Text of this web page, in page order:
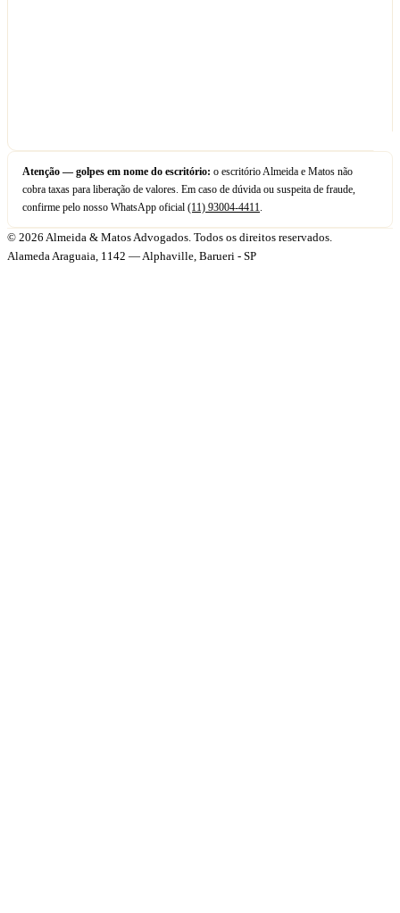
Atenção — golpes em nome do escritório: o escritório Almeida e Matos não
cobra taxas para liberação de valores. Em caso de dúvida ou suspeita de fraude,
confirme pelo nosso WhatsApp oficial (11) 93004-4411.
© 2026 Almeida & Matos Advogados. Todos os direitos reservados.
Alameda Araguaia, 1142 — Alphaville, Barueri - SP